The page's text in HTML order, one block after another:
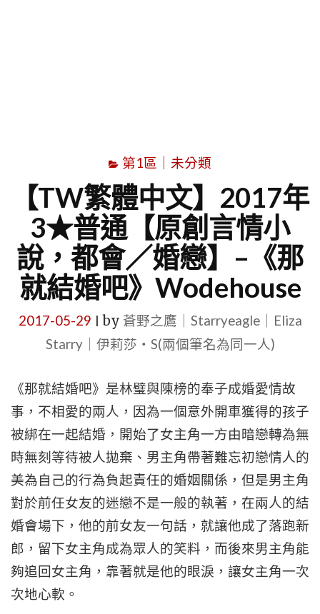
第1區｜未分類
【TW繁體中文】2017年
3★普通【原創言情小
說，都會／婚戀】–《那
就結婚吧》Wodehouse
2017-05-29 by 蒼野之鷹｜Starryeagle｜Eliza
Starry｜伊莉莎・S(兩個筆名為同一人)
《那就結婚吧》是林璧與陳榜的奉子成婚愛情故
事，不相愛的兩人，因為一個意外開車獲得的孩子
被綁在一起結婚，開始了女主角一方由暗戀轉為無
時無刻等待被人拋棄、男主角帶著難忘初戀情人的
美為自己的行為負起責任的婚姻關係，但是男主角
對於前任女友的迷戀不是一般的執著，在兩人的結
婚會場下，他的前女友一句話，就讓他成了落跑新
郎，留下女主角成為眾人的笑料，而後來男主角能
夠追回女主角，靠著就是他的眼淚，讓女主角一次
次地心軟。